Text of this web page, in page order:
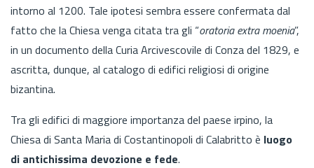
intorno al 1200. Tale ipotesi sembra essere confermata dal
fatto che la Chiesa venga citata tra gli “oratoria extra moenia”,
in un documento della Curia Arcivescovile di Conza del 1829, e
ascritta, dunque, al catalogo di edifici religiosi di origine
bizantina.
Tra gli edifici di maggiore importanza del paese irpino, la
Chiesa di Santa Maria di Costantinopoli di Calabritto è luogo
di antichissima devozione e fede.